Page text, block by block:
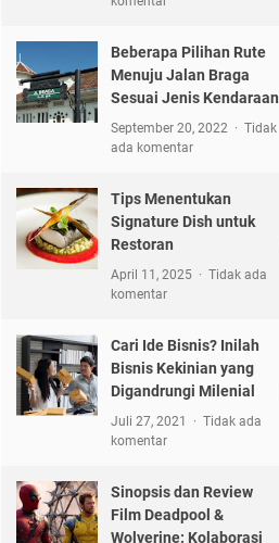
Beberapa Pilihan Rute
Menuju Jalan Braga
Sesuai Jenis Kendaraan
September 20, 2022
Tidak
ada komentar
Tips Menentukan
Signature Dish untuk
Restoran
April 11, 2025
Tidak ada
komentar
Cari Ide Bisnis? Inilah
Bisnis Kekinian yang
Digandrungi Milenial
Juli 27, 2021
Tidak ada
komentar
Sinopsis dan Review
Film Deadpool &
Wolverine: Kolaborasi